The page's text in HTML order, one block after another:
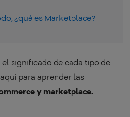
¿qué es Marketplace?
significado de cada tipo de
para aprender las
y marketplace.